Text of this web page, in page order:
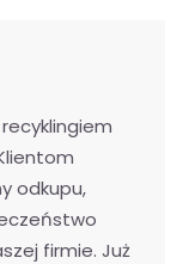
odkupu,
firmie. Już